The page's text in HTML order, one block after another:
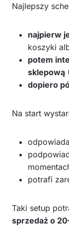
Najlepszy
najpierw
koszyki
potem
sklepową
dopiero
Na start
potrafi
Taki setup
sprzedaż o